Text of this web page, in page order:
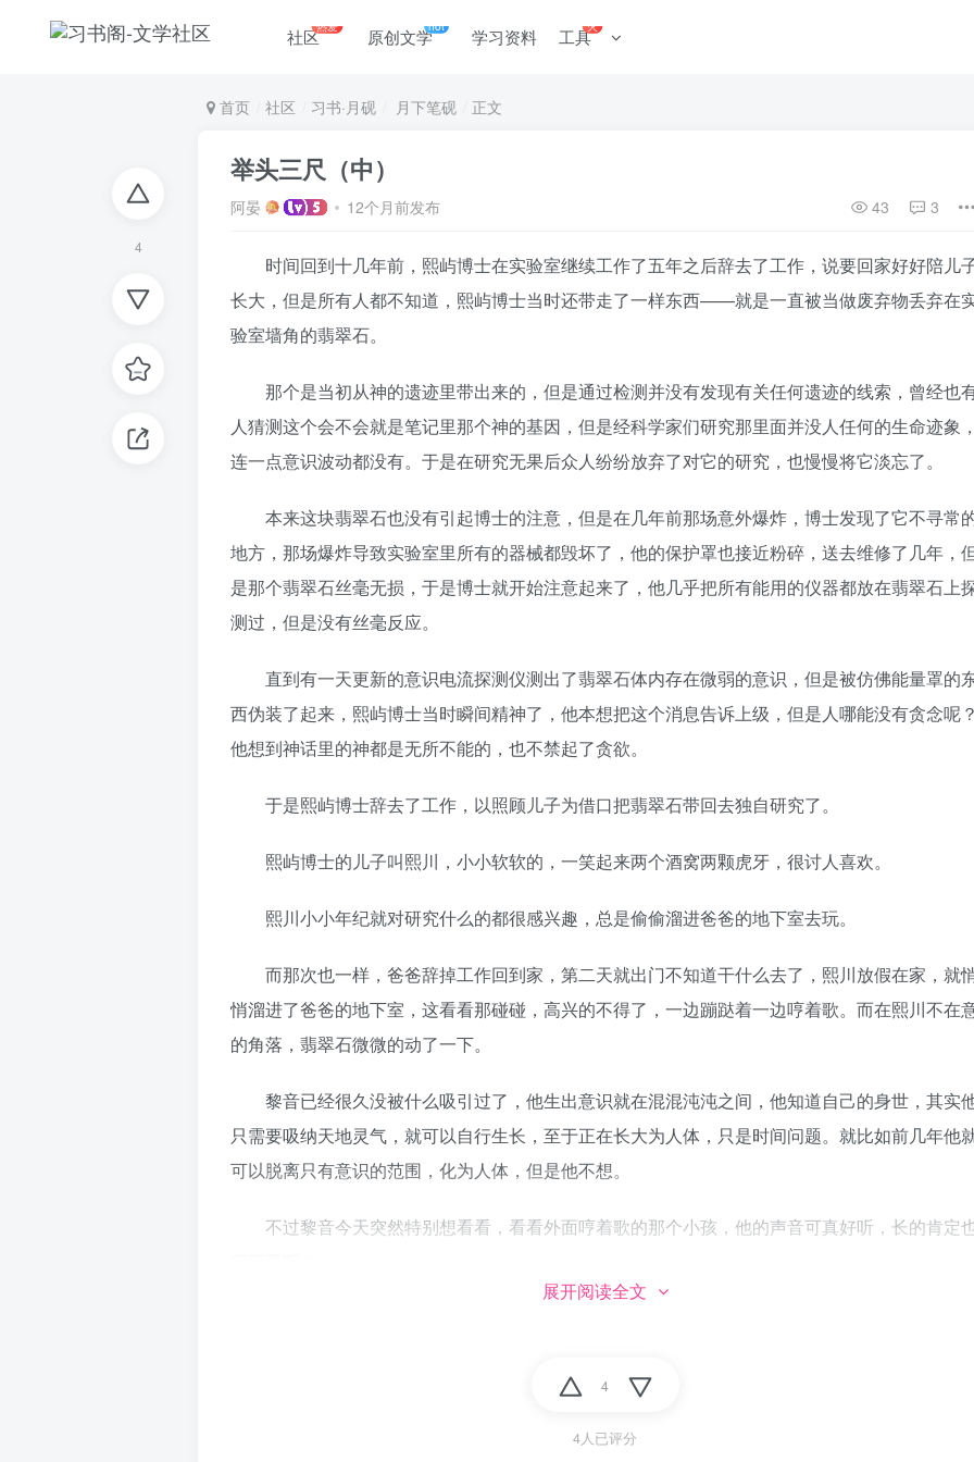
社区热爱 原创文学hot 学习资料 工具火
4
首页 社区 习书·月砚 月下笔砚 正文
举头三尺（中）
阿晏 12个月前发布 43 3
时间回到十几年前，熙屿博士在实验室继续工作了五年之后辞去了工作，说要回家好好陪儿
长大，但是所有人都不知道，熙屿博士当时还带走了一样东西——就是一直被当做废弃物丢弃在
验室墙角的翡翠石。
那个是当初从神的遗迹里带出来的，但是通过检测并没有发现有关任何遗迹的线索，曾经也
人猜测这个会不会就是笔记里那个神的基因，但是经科学家们研究那里面并没人任何的生命迹象，
连一点意识波动都没有。于是在研究无果后众人纷纷放弃了对它的研究，也慢慢将它淡忘了。
本来这块翡翠石也没有引起博士的注意，但是在几年前那场意外爆炸，博士发现了它不寻常
地方，那场爆炸导致实验室里所有的器械都毁坏了，他的保护罩也接近粉碎，送去维修了几年，
是那个翡翠石丝毫无损，于是博士就开始注意起来了，他几乎把所有能用的仪器都放在翡翠石上
测过，但是没有丝毫反应。
直到有一天更新的意识电流探测仪测出了翡翠石体内存在微弱的意识，但是被仿佛能量罩的
西伪装了起来，熙屿博士当时瞬间精神了，他本想把这个消息告诉上级，但是人哪能没有贪念呢？
他想到神话里的神都是无所不能的，也不禁起了贪欲。
于是熙屿博士辞去了工作，以照顾儿子为借口把翡翠石带回去独自研究了。
熙屿博士的儿子叫熙川，小小软软的，一笑起来两个酒窝两颗虎牙，很讨人喜欢。
熙川小小年纪就对研究什么的都很感兴趣，总是偷偷溜进爸爸的地下室去玩。
而那次也一样，爸爸辞掉工作回到家，第二天就出门不知道干什么去了，熙川放假在家，就
悄溜进了爸爸的地下室，这看看那碰碰，高兴的不得了，一边蹦跶着一边哼着歌。而在熙川不在
的角落，翡翠石微微的动了一下。
黎音已经很久没被什么吸引过了，他生出意识就在混混沌沌之间，他知道自己的身世，其实
只需要吸纳天地灵气，就可以自行生长，至于正在长大为人体，只是时间问题。就比如前几年他
可以脱离只有意识的范围，化为人体，但是他不想。
不过黎音今天突然特别想看看，看看外面哼着歌的那个小孩，他的声音可真好听，长的肯定
成了一个比他还大点的小男孩——碧蓝色的眼瞳，眉毛以及紧贴着头皮的发是白色，头发再往后一
展开阅读全文
4
4人已评分